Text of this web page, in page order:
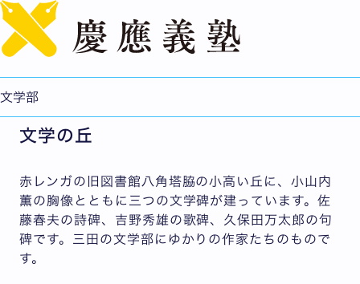
文学部
三田キャンパスめぐり
文学の丘
赤レンガの旧図書館八角塔脇の小高い丘に、小山内
薫の胸像とともに三つの文学碑が建っています。佐
藤春夫の詩碑、吉野秀雄の歌碑、久保田万太郎の句
碑です。三田の文学部にゆかりの作家たちのもので
す。